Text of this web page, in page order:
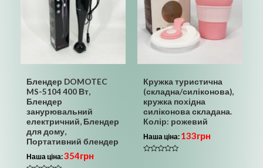
Блендер DOMOTEC
MS-5104 400 Вт,
Блендер
занурювальний
електричний, Блендер
для дому,
Портативний блендер
Наша ціна:354грн
Кружка туристична
(складна/силіконова),
кружка похідна
силіконова складана.
Колір: рожевий
Наша ціна: 133грн